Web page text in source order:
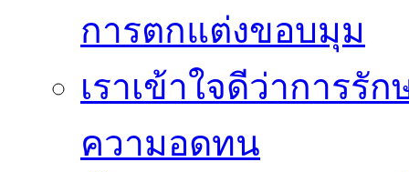
การตกแต่งขอบมุม
เราเข้าใจดีว่าการรั
ความอดทน